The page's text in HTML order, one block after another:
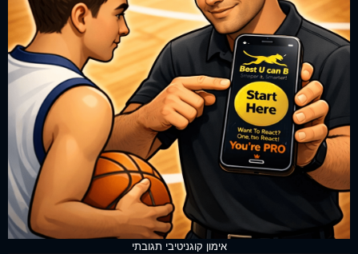
אימון קוגניטיבי תגובתי